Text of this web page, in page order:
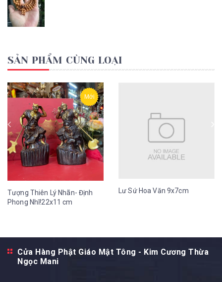
SẢN PHẨM CÙNG LOẠI
Mới
Tượng Thiên Lý Nhãn- Định
Phong Nhĩ!22x11 cm
Lư Sứ Hoa Văn 9x7cm
Cửa Hàng Phật Giáo Mật Tông - Kim Cương Thừa
Ngọc Mani